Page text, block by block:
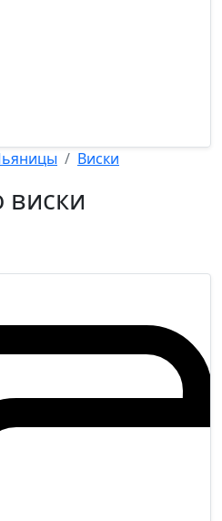
Виски